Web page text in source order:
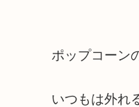
ポップコーン
いつもは外れ